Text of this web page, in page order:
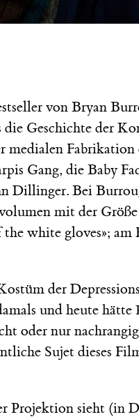
von Bryan
Geschichte der
medialen
Gang, die Baby
Dillinger. Bei
mit der
white gloves»;
der
und heute hätte
oder nur
Sujet dieses
Projektion sieht (in